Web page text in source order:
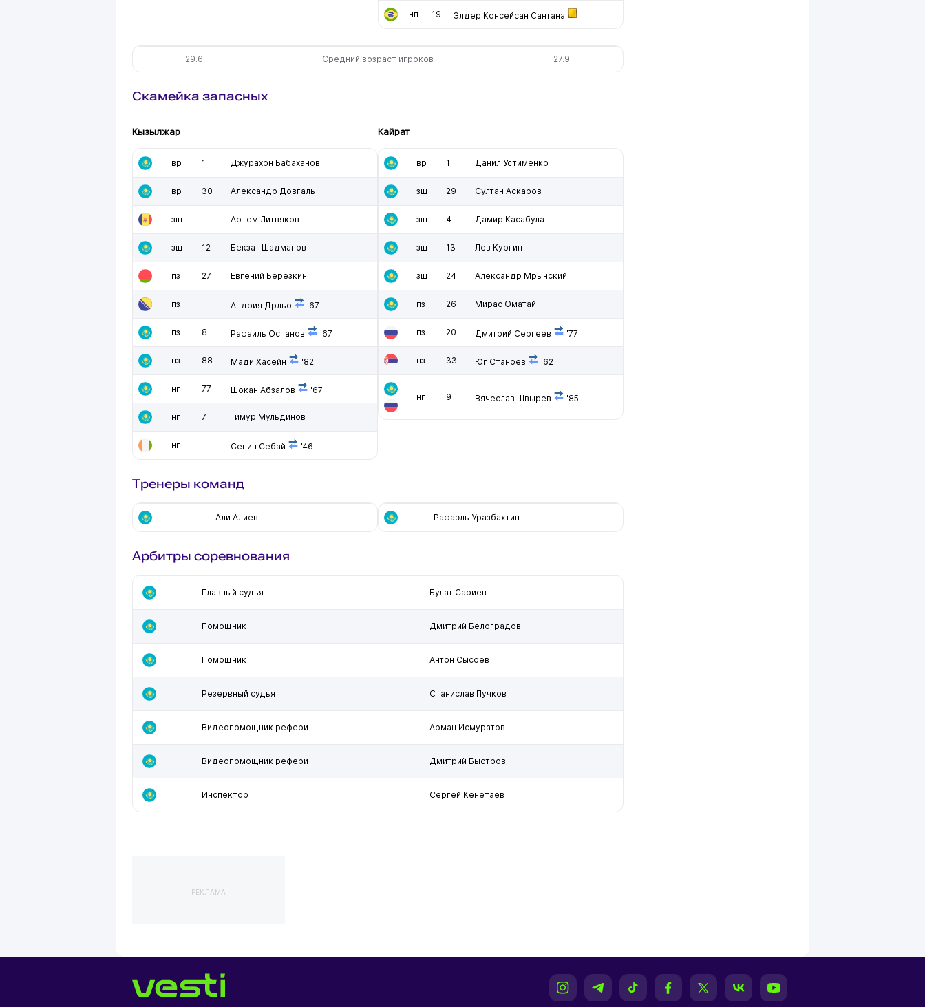
нп 19 Элдер Консейсан Сантана
29.6 Средний возраст игроков 27.9
Скамейка запасных
Кызылжар
вр 1 Джурахон Бабаханов
вр 30 Александр Довгаль
зщ Артем Литвяков
зщ 12 Бекзат Шадманов
пз 27 Евгений Березкин
пз Андрия Дрльо '67
пз 8 Рафаиль Оспанов '67
пз 88 Мади Хасейн '82
нп 77 Шокан Абзалов '67
нп 7 Тимур Мульдинов
нп Сенин Себай '46
Кайрат
вр 1 Данил Устименко
зщ 29 Султан Аскаров
зщ 4 Дамир Касабулат
зщ 13 Лев Кургин
зщ 24 Александр Мрынский
пз 26 Мирас Оматай
пз 20 Дмитрий Сергеев '77
пз 33 Юг Станоев '62
нп 9 Вячеслав Швырев '85
Тренеры команд
Али Алиев Рафаэль Уразбахтин
Арбитры соревнования
Главный судья Булат Сариев
Помощник Дмитрий Белоградов
Помощник Антон Сысоев
Резервный судья Станислав Пучков
Видеопомощник рефери Арман Исмуратов
Видеопомощник рефери Дмитрий Быстров
Инспектор Сергей Кенетаев
РЕКЛАМА